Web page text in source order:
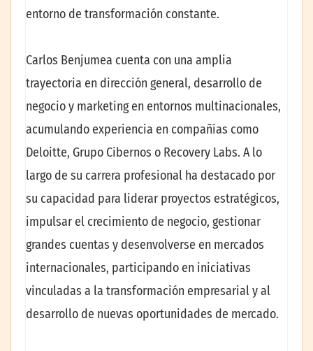
entorno de transformación constante.
Carlos Benjumea cuenta con una amplia
trayectoria en dirección general, desarrollo de
negocio y marketing en entornos multinacionales,
acumulando experiencia en compañías como
Deloitte, Grupo Cibernos o Recovery Labs. A lo
largo de su carrera profesional ha destacado por
su capacidad para liderar proyectos estratégicos,
impulsar el crecimiento de negocio, gestionar
grandes cuentas y desenvolverse en mercados
internacionales, participando en iniciativas
vinculadas a la transformación empresarial y al
desarrollo de nuevas oportunidades de mercado.